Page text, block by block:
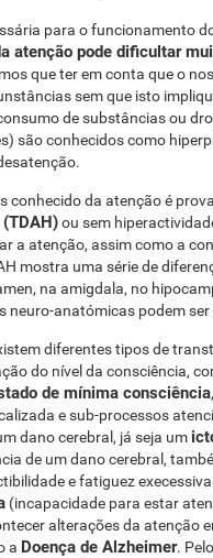
para o funcionamento
atenção pode dificultar
que ter em conta que o
sem que isto
de substâncias ou
são conhecidos como
conhecido da atenção é
ou sem
a atenção, assim como a
mostra uma série de
na amigdala, no
neuro-anatómicas podem
diferentes tipos de
do nível da consciência,
de mínima consciência
e sub-processos
dano cerebral, já seja um
de um dano cerebral,
e fatiguez
(incapacidade para estar
alterações da atenção
a Doença de Alzheimer.